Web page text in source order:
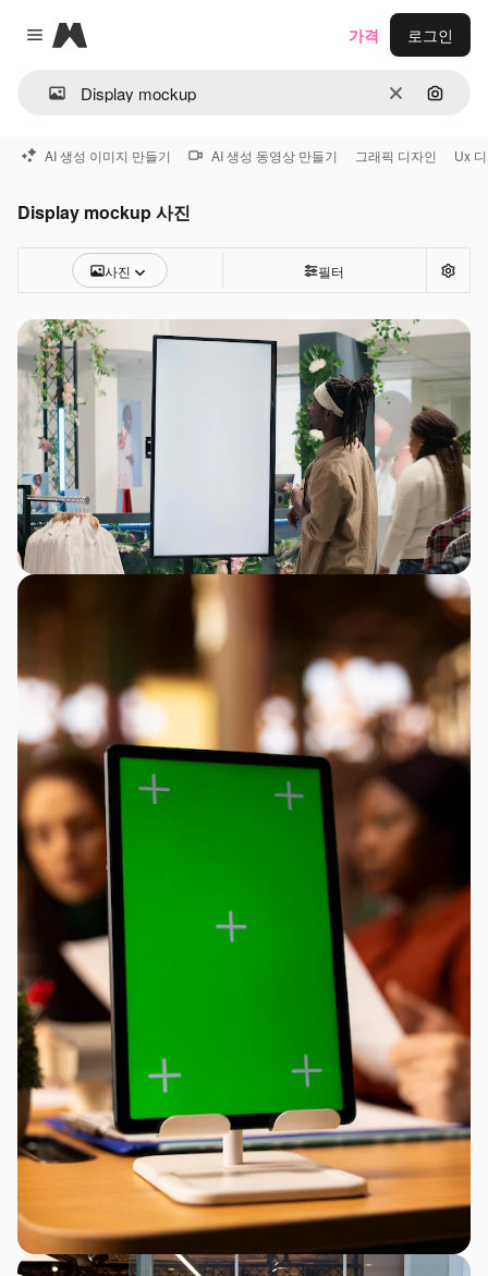
Close menu
Magnific
지우기이미지
가격 로그인
AI 생성 이미지 만들기 AI 생성 동영상 만들기 그래픽 디자인 Ux
Display mockup 사진
사진 필터